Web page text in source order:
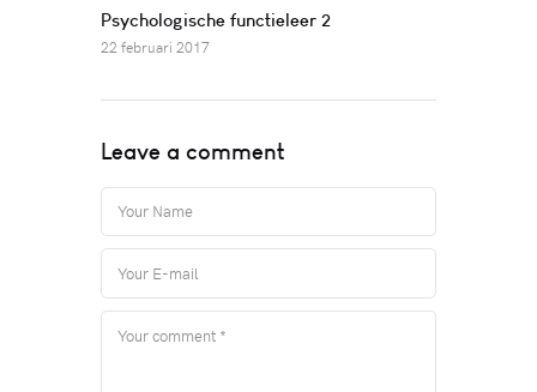
Psychologische functieleer 2
22 februari 2017
Leave a comment